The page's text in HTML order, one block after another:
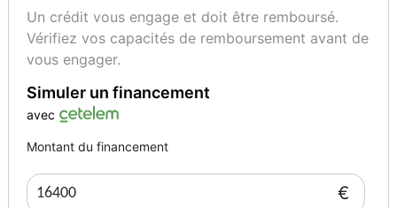
- Galerie de toit
- GPS
- Jantes alliage
- Lecteur CD
- Ordinateur de bord
- Phare antibrouillard
- Pneus toutes saisons
- Régulateur de vitesse
Un crédit vous engage et doit être remboursé.
Vérifiez vos capacités de remboursement avant de
vous engager.
Simuler un financement
avec
Montant du financement
€